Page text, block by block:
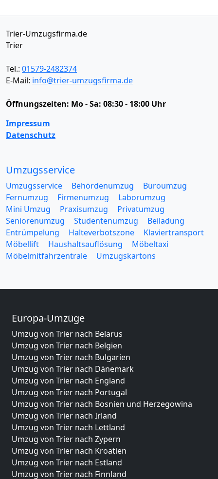
Trier-Umzugsfirma.de
Trier
Tel.: 01579-2482374
E-Mail: info@trier-umzugsfirma.de
Öffnungszeiten: Mo - Sa: 08:30 - 18:00 Uhr
Impressum
Datenschutz
Umzugsservice
Umzugsservice Behördenumzug
Büroumzug
Fernumzug
Firmenumzug
Laborumzug
Mini Umzug
Praxisumzug
Privatumzug
Seniorenumzug
Studentenumzug
Beiladung
Entrümpelung
Halteverbotszone
Klaviertransport
Möbellift
Haushaltsauflösung
Möbeltaxi
Möbelmitfahrzentrale
Umzugskartons
Europa-Umzüge
Umzug von Trier nach Belarus
Umzug von Trier nach Belgien
Umzug von Trier nach Bulgarien
Umzug von Trier nach Dänemark
Umzug von Trier nach England
Umzug von Trier nach Portugal
Umzug von Trier nach Bosnien und Herzegowina
Umzug von Trier nach Irland
Umzug von Trier nach Lettland
Umzug von Trier nach Zypern
Umzug von Trier nach Kroatien
Umzug von Trier nach Estland
Umzug von Trier nach Finnland